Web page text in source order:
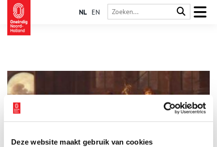
Deze website maakt gebruik van cookies
NL EN